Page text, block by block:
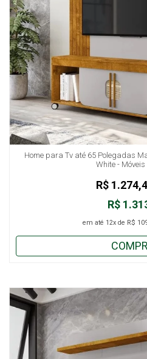
Home para Tv até 65 Polegadas
White -
R$
em até 12x de R$
R$